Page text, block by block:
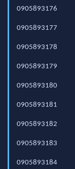
0905893176
0905893177
0905893178
0905893179
0905893180
0905893181
0905893182
0905893183
0905893184